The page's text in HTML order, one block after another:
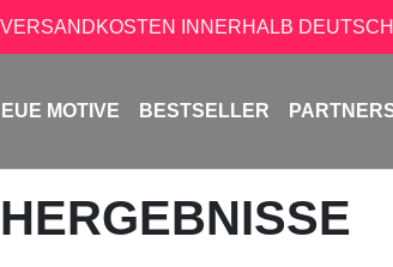
INNERHALB
MOTIVE BESTSELLER